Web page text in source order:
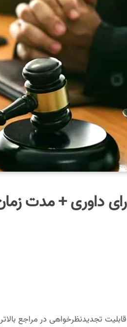
داوری + مدت زمان